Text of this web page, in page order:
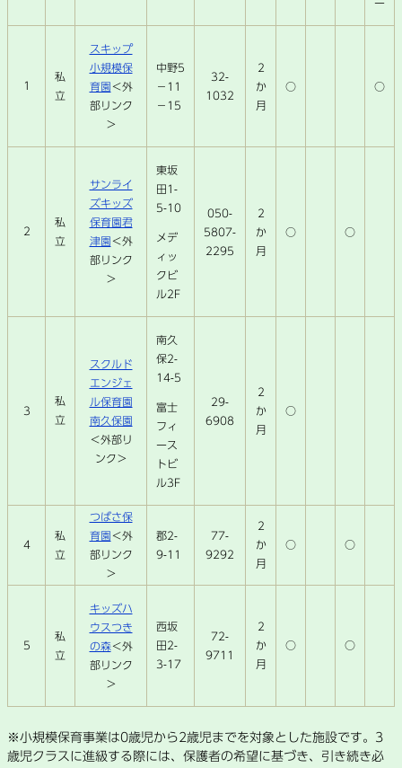
ー
1
私
立
スキップ
小規模保
育園＜外
部リンク
＞
中野5
－11
－15
32-
1032
2
か
月
○ ○
2
私
立
サンライ
ズキッズ
保育園君
津園＜外
部リンク
＞
東坂
田1-
5-10
メデ
ィッ
クビ
ル2F
050-
5807-
2295
2
か
月
○ ○
3
私
立
スクルド
エンジェ
ル保育園
南久保園
＜外部リ
ンク＞
南久
保2-
14-5
富士
フィ
ース
トビ
ル3F
29-
6908
2
か
月
○
4
私
立
つばさ保
育園＜外
部リンク
＞
郡2-
9-11
77-
9292
2
か
月
○ ○
5
私
立
キッズハ
ウスつき
の森＜外
部リンク
＞
西坂
田2-
3-17
72-
9711
2
か
月
○ ○
※小規模保育事業は0歳児から2歳児までを対象とした施設です。3
歳児クラスに進級する際には、保護者の希望に基づき、引き続き必